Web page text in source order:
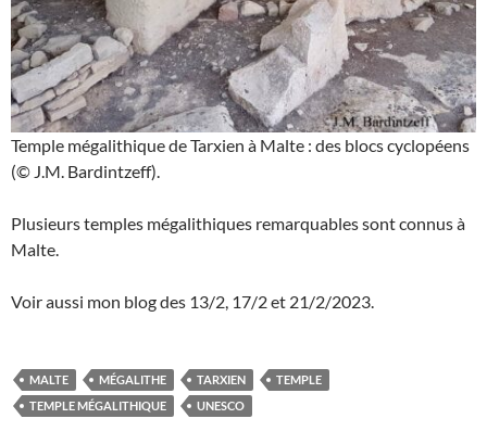
Temple mégalithique de Tarxien à Malte : des blocs cyclopéens
(© J.M. Bardintzeff).
Plusieurs temples mégalithiques remarquables sont connus à
Malte.
Voir aussi mon blog des 13/2, 17/2 et 21/2/2023.
MALTE MÉGALITHE TARXIEN
TEMPLE
TEMPLE MÉGALITHIQUE
UNESCO